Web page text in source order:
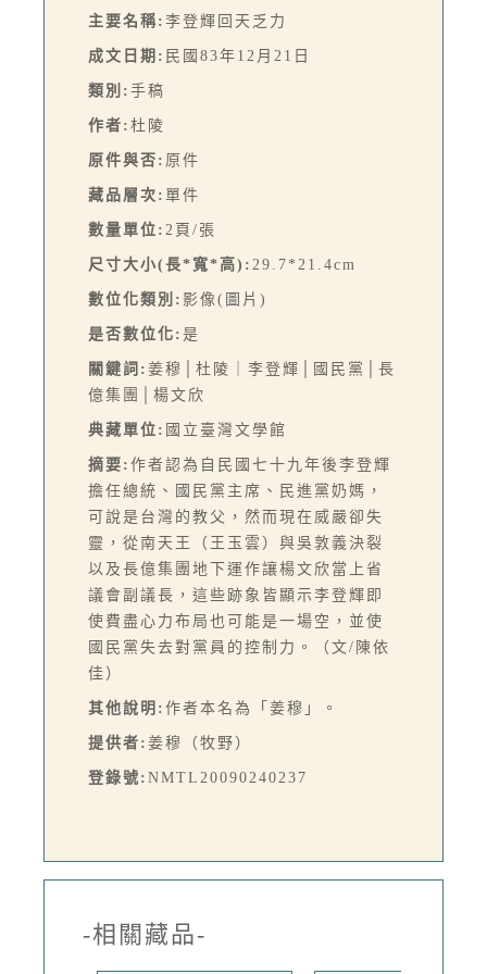
主要名稱: 李登輝回天乏力
成文日期: 民國83年12月21日
類別: 手稿
作者: 杜陵
原件與否: 原件
藏品層次: 單件
數量單位: 2頁/張
尺寸大小(長*寬*高): 29.7*21.4cm
數位化類別: 影像(圖片)
是否數位化: 是
關鍵詞: 姜穆│杜陵｜李登輝│國民黨│長
億集團│楊文欣
典藏單位: 國立臺灣文學館
摘要: 作者認為自民國七十九年後李登輝
擔任總統、國民黨主席、民進黨奶媽，
可說是台灣的教父，然而現在威嚴卻失
靈，從南天王（王玉雲）與吳敦義決裂
以及長億集團地下運作讓楊文欣當上省
議會副議長，這些跡象皆顯示李登輝即
使費盡心力布局也可能是一場空，並使
國民黨失去對黨員的控制力。（文/陳依
佳）
其他說明: 作者本名為「姜穆」。
提供者: 姜穆（牧野）
登錄號: NMTL20090240237
-相關藏品-